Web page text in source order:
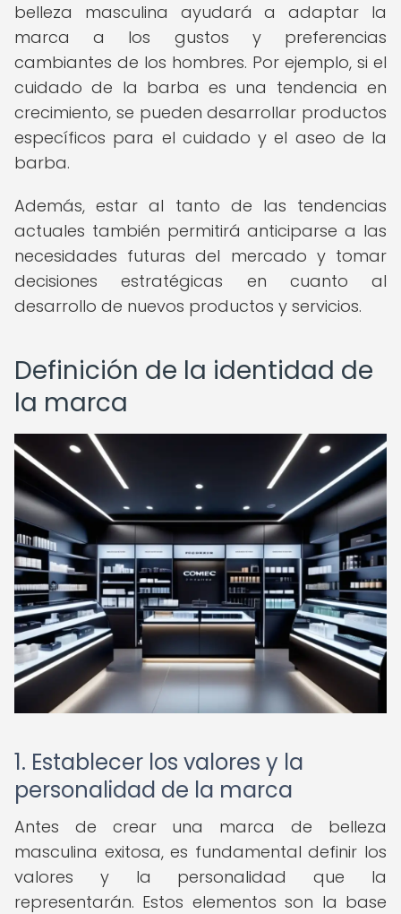
belleza masculina ayudará a adaptar la
marca a los gustos y preferencias
cambiantes de los hombres. Por ejemplo, si el
cuidado de la barba es una tendencia en
crecimiento, se pueden desarrollar productos
específicos para el cuidado y el aseo de la
barba.
Además, estar al tanto de las tendencias
actuales también permitirá anticiparse a las
necesidades futuras del mercado y tomar
decisiones estratégicas en cuanto al
desarrollo de nuevos productos y servicios.
Definición de la identidad de
la marca
1. Establecer los valores y la
personalidad de la marca
Antes de crear una marca de belleza
masculina exitosa, es fundamental definir los
valores y la personalidad que la
representarán. Estos elementos son la base